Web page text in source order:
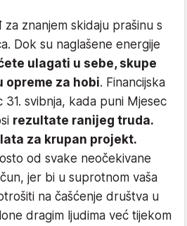
znanjem skidaju prašinu s
Dok su naglašene energije
ulagati u sebe, skupe
opreme za hobi. Financijska
svibnja, kada puni Mjesec
rezultate ranijeg truda.
za krupan projekt.
od svake neočekivane
jer bi u suprotnom vaša
na čašćenje društva u
dragim ljudima već tijekom